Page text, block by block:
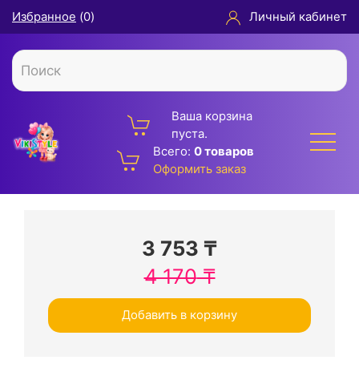
Избранное (0) Личный кабинет
Ваша корзина
пуста.
Всего: 0 товаров
Оформить заказ
3 753 ₸
4 170₸
Добавить в корзину